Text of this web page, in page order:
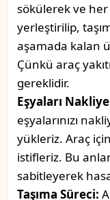
sökülerek ve
yerleştirilip,
aşamada kalan
Çünkü araç
gereklidir.
Eşyaları
eşyalarınızı
yükleriz. Araç
istifleriz. Bu
sabitleyerek
Taşıma Süreci: